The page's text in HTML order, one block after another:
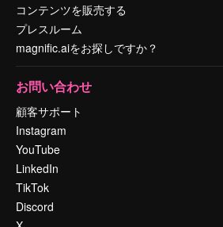
コンテンツを販売する
プレスルーム
magnific.aiをお探しですか？
お問い合わせ
顧客サポート
Instagram
YouTube
LinkedIn
TikTok
Discord